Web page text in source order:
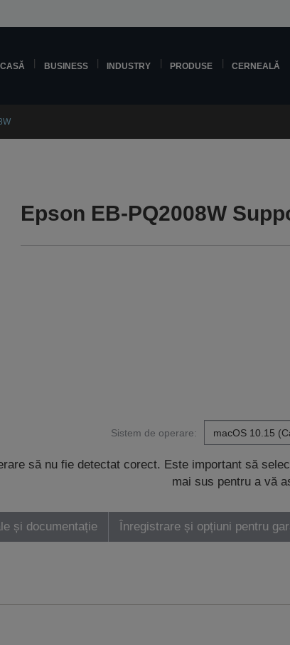
BUSINESS INDUSTRY PRODUSE CERNEALĂ
Epson EB-PQ2008W
Sistem de operare:
să nu fie detectat corect. Este important să
mai sus pentru a vă
și documentație Înregistrare și opțiuni pentru